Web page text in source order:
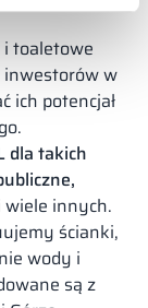
i toaletowe
inwestorów w
ich potencjał
dla takich
wiele innych.
ścianki,
wody i
są z